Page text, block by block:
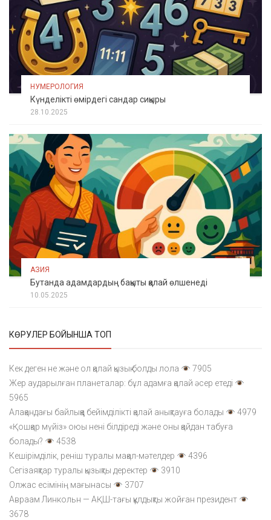
НУМЕРОЛОГИЯ
Күнделікті өмірдегі сандар сиқыры
28.10.2025
АЗИЯ
Бутанда адамдардың бақыты қалай өлшенеді
10.05.2025
КӨРУЛЕР БОЙЫНША ТОП
Кек деген не және ол қалай қызық болды лола
7905
Жер аударылған планеталар: бұл адамға қалай әсер етеді
5965
Алақандағы байлыққа бейімділікті қалай анықтауға болады
4979
«Қошқар мүйіз» оюы нені білдіреді және оны қайдан табуға
болады?
4538
Кешірімділік, реніш туралы мақал-мәтелдер
4396
Сегізаяқтар туралы қызықты деректер
3910
Олжас есімінің мағынасы
3707
Авраам Линкольн — АҚШ-тағы құлдықты жойған президент
3678